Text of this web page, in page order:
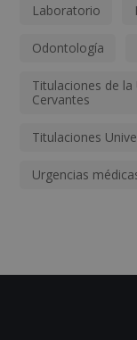
Laboratorio
Odontología
Titulaciones de la
Cervantes
Titulaciones
Urgencias